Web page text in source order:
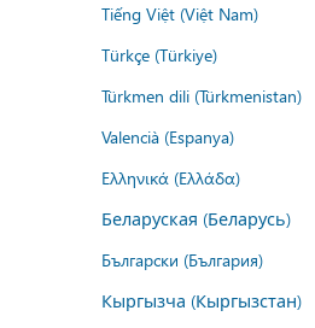
Tiếng Việt (Việt Nam)
Türkçe (Türkiye)
Türkmen dili (Türkmenistan)
Valencià (Espanya)
Ελληνικά (Ελλάδα)
Беларуская (Беларусь)
Български (България)
Кыргызча (Кыргызстан)